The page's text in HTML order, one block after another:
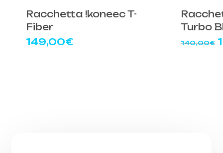
Racchetta !koneec T-
Fiber
149,00€
Turbo
140,00€ Il